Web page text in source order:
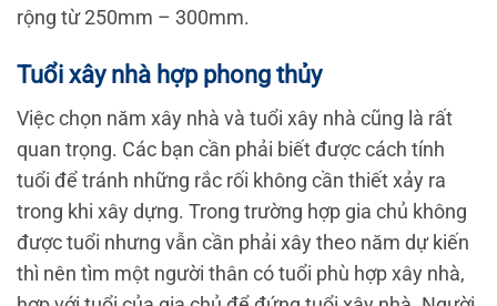
rộng từ 250mm – 300mm.
Tuổi xây nhà hợp phong thủy
Việc chọn năm xây nhà và tuổi xây nhà cũng là rất
quan trọng. Các bạn cần phải biết được cách tính
tuổi để tránh những rắc rối không cần thiết xảy ra
trong khi xây dựng. Trong trường hợp gia chủ không
được tuổi nhưng vẫn cần phải xây theo năm dự kiến
thì nên tìm một người thân có tuổi phù hợp xây nhà,